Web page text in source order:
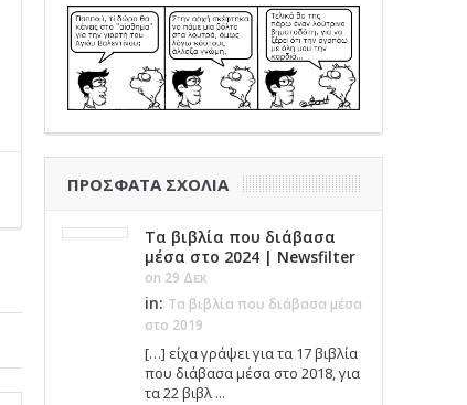
ΠΡΌΣΦΑΤΑ ΣΧΌΛΙΑ
Τα βιβλία που διάβασα
μέσα στο 2024 | Newsfilter
on 29 Δεκ
in: Τα βιβλία που διάβασα μέσα
στο 2019
[…] είχα γράψει για τα 17 βιβλία
που διάβασα μέσα στο 2018, για
τα 22 βιβλ ...